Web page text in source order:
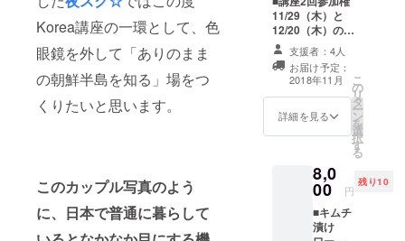
Korea講座の一環として、色
眼鏡を外して「ありのまま
の朝鮮半島を知る」場をつ
くりたいと思います。
このカップル写真のよう
に、日本で普通に暮らして
11/29（木）と
12/20（木）のど
ちらともご参加
頂ける権利で
す。 ・2018年
11月29日19:00
～21:00 ・2018
年12月20日
19:00～21:00 共
支援者：4人
お届け予定：
2018年11月
詳細を見る
こ
の
リ
タ
ー
ン
を
選
択
す
る
8,0
00 円
残り10
■キムチ
漬け